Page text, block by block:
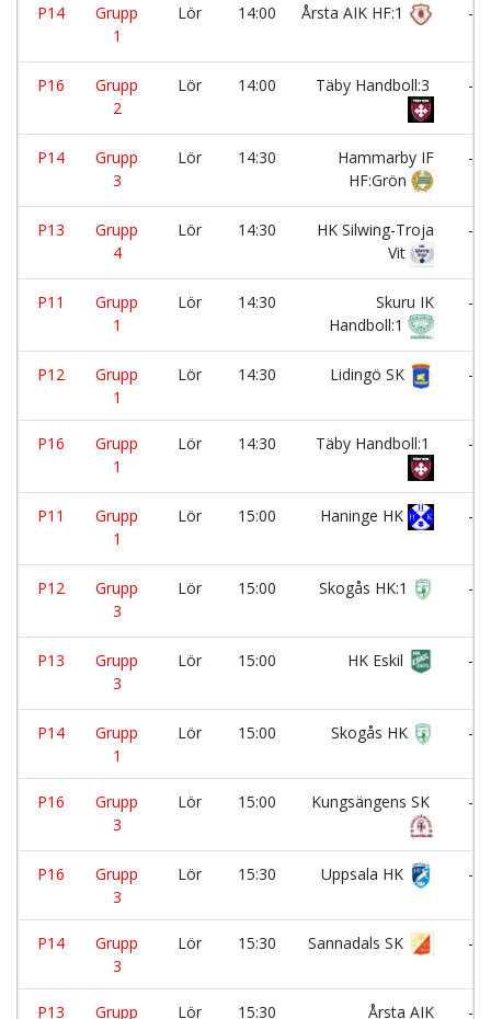
P14
Grupp
1
Lör 14:00 Årsta AIK HF:1 -
P16
Grupp
2
Lör 14:00 Täby Handboll:3 -
P14
Grupp
3
Lör 14:30
Hammarby IF
HF:Grön
-
P13
Grupp
4
Lör 14:30
HK Silwing-Troja
Vit
-
P11
Grupp
1
Lör 14:30
Skuru IK
Handboll:1
-
P12
Grupp
1
Lör 14:30 Lidingö SK -
P16
Grupp
1
Lör 14:30 Täby Handboll:1 -
P11
Grupp
1
Lör 15:00 Haninge HK -
P12
Grupp
3
Lör 15:00 Skogås HK:1 -
P13
Grupp
3
Lör 15:00 HK Eskil -
P14
Grupp
1
Lör 15:00 Skogås HK -
P16
Grupp
3
Lör 15:00 Kungsängens SK -
P16
Grupp
3
Lör 15:30 Uppsala HK -
P14
Grupp
3
Lör 15:30 Sannadals SK -
P13
Grupp
Lör 15:30
Årsta AIK
-